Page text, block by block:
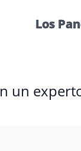
Los
un